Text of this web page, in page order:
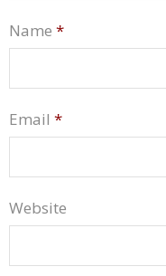
Name *
Email *
Website